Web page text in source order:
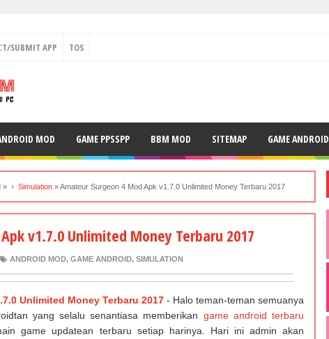
SUBMIT APP TOS
MOD GAME PPSSPP BBM MOD SITEMAP GAME ANDROID
» › Simulation »Amateur Surgeon 4 Mod Apk v1.7.0 Unlimited Money Terbaru 2017
v1.7.0 Unlimited Money Terbaru 2017
ANDROID MOD, GAME ANDROID, SIMULATION
Unlimited Money Terbaru 2017 - Halo teman-teman semuanya
yang selalu senantiasa memberikan game android terbaru
game updatean terbaru setiap harinya. Hari ini admin akan